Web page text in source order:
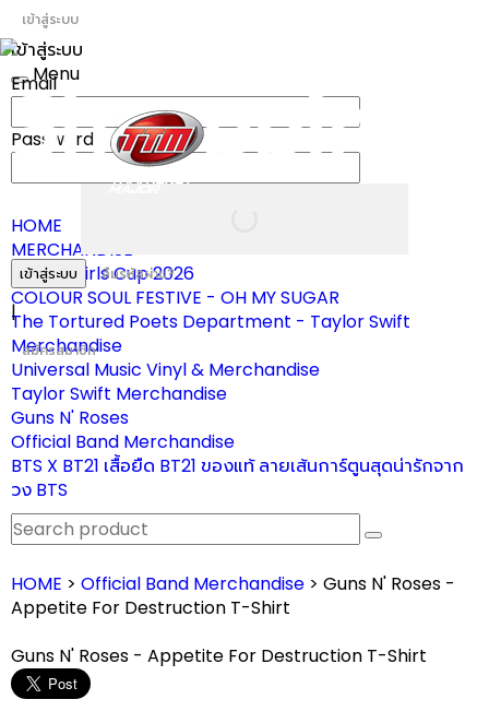
เข้าสู่ระบบ
เข้าสู่ระบบ
Email
Password
เข้าสู่ระบบ ลืมรหัสผ่าน?
|
สมัครสมาชิก
Toggle
Menu
HOME
MERCHANDISE
ผ้าเชียร์ Girls Cup 2026
COLOUR SOUL FESTIVE - OH MY SUGAR
The Tortured Poets Department - Taylor Swift
Merchandise
Universal Music Vinyl & Merchandise
Taylor Swift Merchandise
Guns N' Roses
Official Band Merchandise
BTS X BT21 เสื้อยืด BT21 ของแท้ ลายเส้นการ์ตูนสุดน่ารักจาก
วง BTS
HOME > Official Band Merchandise > Guns N' Roses -
Appetite For Destruction T-Shirt
Guns N' Roses - Appetite For Destruction T-Shirt